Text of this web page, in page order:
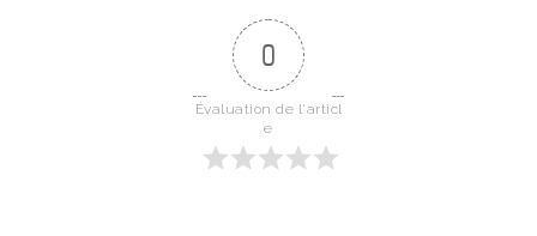
0
Évaluation de l'articl
e